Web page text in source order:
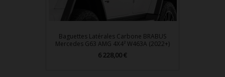
Baguettes Latérales Carbone BRABUS
Mercedes G63 AMG 4X4² W463A (2022+)
Prix
6 228,00 €